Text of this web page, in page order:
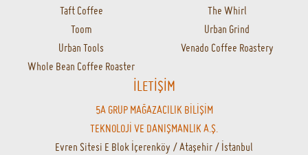
Taft Coffee
The Whirl
Toom
Urban Grind
Urban Tools
Venado Coffee Roastery
Whole Bean Coffee Roaster
İLETİŞİM
5A GRUP MAĞAZACILIK BİLİŞİM
TEKNOLOJİ VE DANIŞMANLIK A.Ş.
Evren Sitesi E Blok İçerenköy / Ataşehir / İstanbul